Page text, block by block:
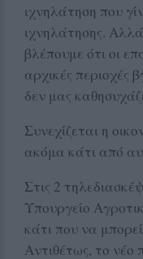
ιχνηλάτηση που
ιχνηλάτησης.
βλέπουμε ότι οι
αρχικές περιοχές
δεν μας
Συνεχίζεται η
ακόμα κάτι από
Στις 2
Υπουργείο
κάτι που να
Αντιθέτως, το